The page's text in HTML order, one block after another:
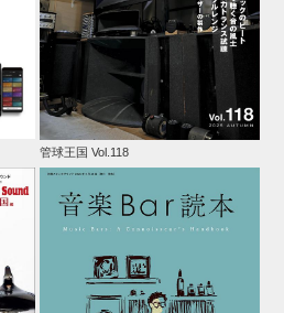
管球王国 Vol.118